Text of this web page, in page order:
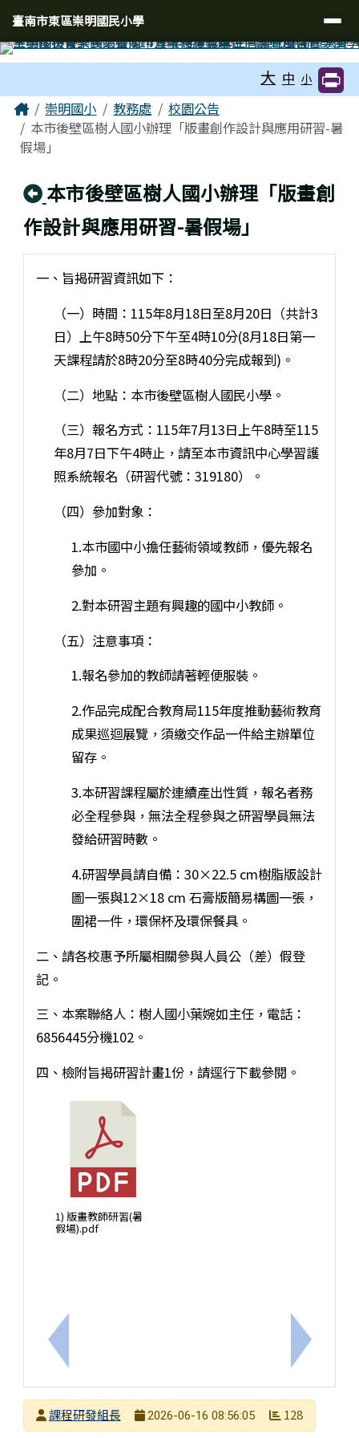
臺南市東區崇明國民小學
導覽列
臺南市東區崇明國民小學
大 中 小
主內容區域
Home崇明國小 教務處
校園公告
本市後壁區樹人國小辦理「版畫創作設計與應用研習-暑
假場」
回上頁
本市後壁區樹人國小辦理「版畫創
作設計與應用研習-暑假場」
上一筆：114學年度原住民族語認證教師加強班研習
一、旨揭研習資訊如下：
（一）時間：115年8月18日至8月20日（共計3
日）上午8時50分下午至4時10分(8月18日第一
天課程請於8時20分至8時40分完成報到)。
（二）地點：本市後壁區樹人國民小學。
（三）報名方式：115年7月13日上午8時至115
年8月7日下午4時止，請至本市資訊中心學習護
照系統報名（研習代號：319180）。
（四）參加對象：
1.本市國中小擔任藝術領域教師，優先報名
參加。
2.對本研習主題有興趣的國中小教師。
（五）注意事項：
1.報名參加的教師請著輕便服裝。
2.作品完成配合教育局115年度推動藝術教育
成果巡迴展覽，須繳交作品一件給主辦單位
留存。
3.本研習課程屬於連續產出性質，報名者務
必全程參與，無法全程參與之研習學員無法
發給研習時數。
4.研習學員請自備：30×22.5 cm樹脂版設計
圖一張與12×18 cm 石膏版簡易構圖一張，
圍裙一件，環保杯及環保餐具。
二、請各校惠予所屬相關參與人員公（差）假登
記。
三、本案聯絡人：樹人國小葉婉如主任，電話：
6856445分機102。
四、檢附旨揭研習計畫1份，請逕行下載參閱。
1) 版畫教師研習(暑
假場).pdf
下一筆：
發布者
課程研發組長
2026-06-16 08:56:05 128
頁尾區域